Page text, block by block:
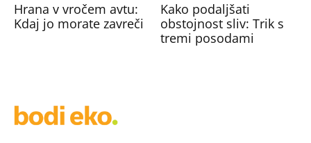
Hrana v vročem avtu:
Kdaj jo morate zavreči
Kako podaljšati
obstojnost sliv: Trik s
tremi posodami